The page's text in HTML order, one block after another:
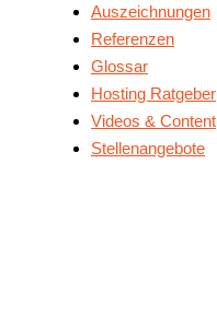
Auszeichnungen
Referenzen
Glossar
Hosting Ratgeber
Videos & Content
Stellenangebote